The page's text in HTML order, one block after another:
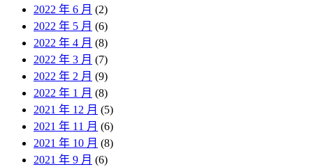
2022 年 6 月 (2)
2022 年 5 月 (6)
2022 年 4 月 (8)
2022 年 3 月 (7)
2022 年 2 月 (9)
2022 年 1 月 (8)
2021 年 12 月 (5)
2021 年 11 月 (6)
2021 年 10 月 (8)
2021 年 9 月 (6)